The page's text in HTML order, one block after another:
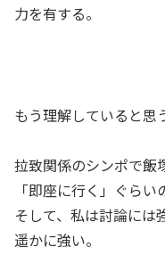
力を有する。
もう理解していると思
拉致関係のシンポで飯
「即座に行く」ぐらい
そして、私は討論には
遥かに強い。